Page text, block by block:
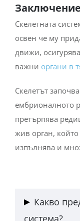
Заключение
Скелетната
освен че му
движи,
важни органи в
Скелетът
ембрионалното
претърпява
жив орган,
изпълнява и
Какво
система?